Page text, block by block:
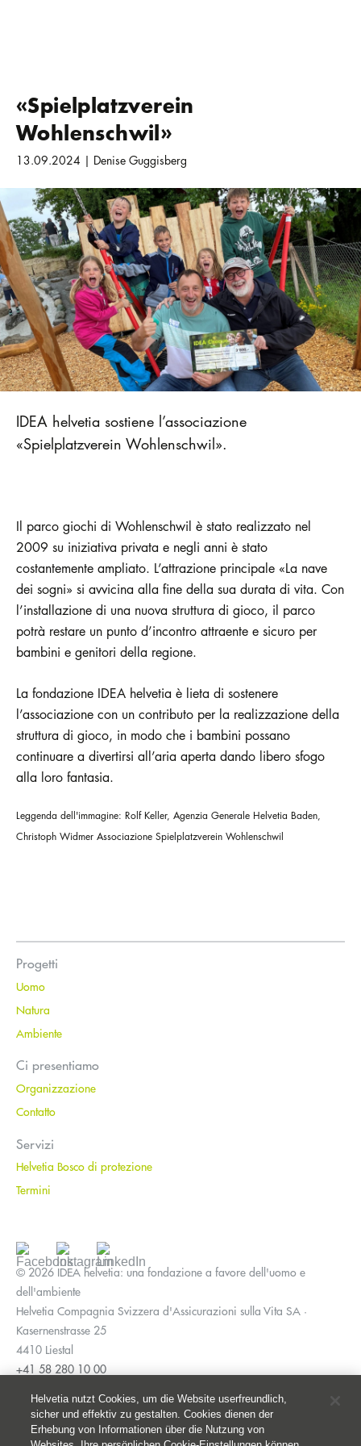
«Spielplatzverein
Wohlenschwil»
13.09.2024 | Denise Guggisberg
IDEA helvetia sostiene l’associazione
«Spielplatzverein Wohlenschwil».
Il parco giochi di Wohlenschwil è stato realizzato nel
2009 su iniziativa privata e negli anni è stato
costantemente ampliato. L’attrazione principale «La nave
dei sogni» si avvicina alla fine della sua durata di vita. Con
l’installazione di una nuova struttura di gioco, il parco
potrà restare un punto d’incontro attraente e sicuro per
bambini e genitori della regione.
La fondazione IDEA helvetia è lieta di sostenere
l’associazione con un contributo per la realizzazione della
struttura di gioco, in modo che i bambini possano
continuare a divertirsi all’aria aperta dando libero sfogo
alla loro fantasia.
Leggenda dell'immagine: Rolf Keller, Agenzia Generale Helvetia Baden,
Christoph Widmer Associazione Spielplatzverein Wohlenschwil
Progetti
Uomo
Natura
Ambiente
Ci presentiamo
Organizzazione
Contatto
Servizi
Helvetia Bosco di protezione
Termini
© 2026 IDEA helvetia: una fondazione a favore dell'uomo e
dell'ambiente
Helvetia Compagnia Svizzera d'Assicurazioni sulla Vita SA ·
Kasernenstrasse 25
4410 Liestal
+41 58 280 10 00
Impressum
Disposizioni giuridiche
Protezione dei dati
Helvetia nutzt Cookies, um die Website userfreundlich,
sicher und effektiv zu gestalten. Cookies dienen der
Erhebung von Informationen über die Nutzung von